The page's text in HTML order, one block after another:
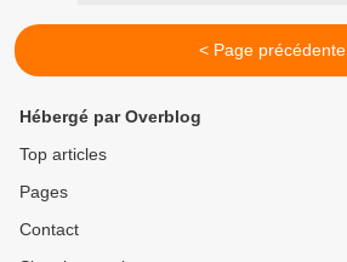
< Page précédente
Hébergé par Overblog
Top articles
Pages
Contact